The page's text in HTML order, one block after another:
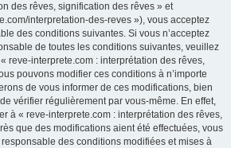
des rêves, signification des rêves » et
interpretation-des-reves »), vous acceptez
des conditions suivantes. Si vous n’acceptez
de toutes les conditions suivantes, veuillez
reve-interprete.com : interprétation des rêves,
pouvons modifier ces conditions à n’importe
de vous informer de ces modifications, bien
vérifier régulièrement par vous-même. En effet,
à « reve-interprete.com : interprétation des rêves,
que des modifications aient été effectuées, vous
des conditions modifiées et mises à